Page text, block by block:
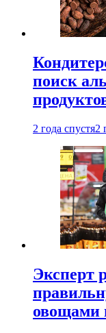
поиск
2 года спустя2
Эксперт
овощами